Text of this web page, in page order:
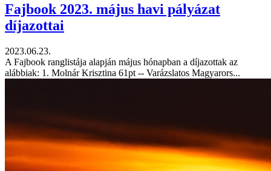
Fajbook 2023. május havi pályázat
díjazottai
2023.06.23.
A Fajbook ranglistája alapján május hónapban a díjazottak az
alábbiak: 1. Molnár Krisztina 61pt -- Varázslatos Magyarors...